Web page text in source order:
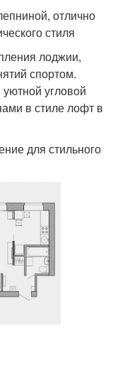
отлично
стиля
лоджии,
спортом.
угловой
в стиле лофт в
для стильного